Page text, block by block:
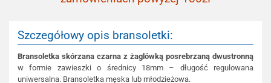
Szczegółowy opis bransoletki:
Bransoletka skórzana czarna z żaglówką posrebrzaną dwustronną
w formie zawieszki o średnicy 18mm – długość regulowana
uniwersalna. Bransoletka męska lub młodzieżowa.